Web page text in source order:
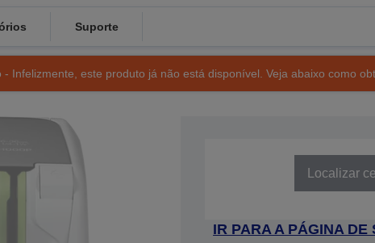
Suporte
Infelizmente, este produto já não está disponível. Veja abaixo como
Localizar
IR PARA A PÁGINA DE